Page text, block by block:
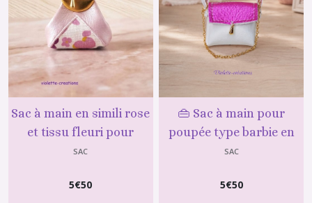
Sac à main en simili rose
et tissu fleuri pour
poupée Barbie 6
SAC
5€50
👜 Sac à main pour
poupée type barbie en
simili cuir blanc et rose
SAC
5€50